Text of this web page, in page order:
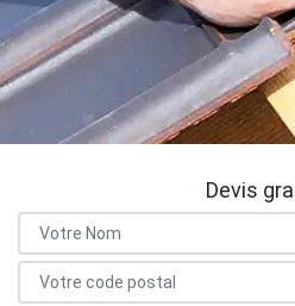
Devis